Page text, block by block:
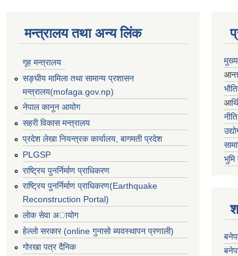
मन्त्रालय तथा अन्य लिंक
गृह मन्त्रालय
सङ्घीय मामिला तथा सामान्य प्रशासन
मन्त्रालय(mofaga.gov.np)
नेपाल कानून आयोग
सहरी विकास मन्त्रालय
प्रदेश लेखा नियन्त्रक कार्यालय, बागमती प्रदेश
PLGSP
राष्ट्रिय पुनर्निर्माण प्राधिकरण
राष्ट्रिय पुनर्निर्माण प्राधिकरण(Earthquake
Reconstruction Portal)
लोक सेवा अायोग
हेल्लो सरकार (online गुनासो ब्यवस्थापन प्रणाली)
गोरखा पत्र दैनिक
मुख्य
आ
आ
भुमि